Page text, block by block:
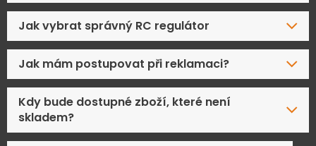
Jak vybrat správný RC regulátor
Jak mám postupovat při reklamaci?
Kdy bude dostupné zboží, které není
skladem?